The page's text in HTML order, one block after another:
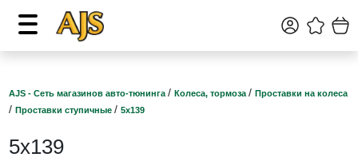
AJS - Сеть магазинов авто-тюнинга / Колеса, тормоза / Проставки на колеса
/ Проставки ступичные / 5х139
5х139